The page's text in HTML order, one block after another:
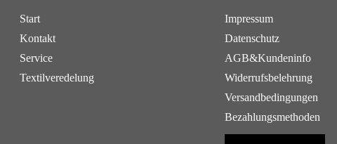
Start
Kontakt
Service
Textilveredelung
Impressum
Datenschutz
AGB&Kundeninfo
Widerrufsbelehrung
Versandbedingungen
Bezahlungsmethoden